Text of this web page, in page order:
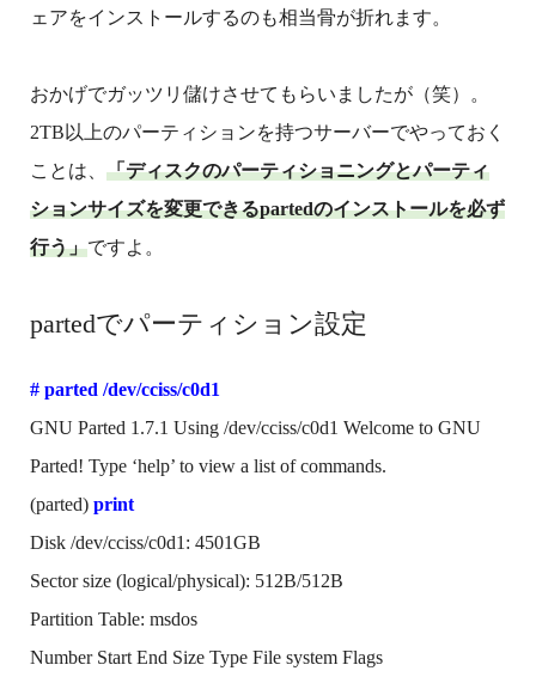
ェアをインストールするのも相当骨が折れます。
おかげでガッツリ儲けさせてもらいましたが（笑）。
2TB以上のパーティションを持つサーバーでやっておく
ことは、 「ディスクのパーティショニングとパーティ
ションサイズを変更できるpartedのインストールを必ず
行う」ですよ。
partedでパーティション設定
# parted /dev/cciss/c0d1
GNU Parted 1.7.1 Using /dev/cciss/c0d1 Welcome to GNU
Parted! Type ‘help’ to view a list of commands.
(parted) print
Disk /dev/cciss/c0d1: 4501GB
Sector size (logical/physical): 512B/512B
Partition Table: msdos
Number Start End Size Type File system Flags